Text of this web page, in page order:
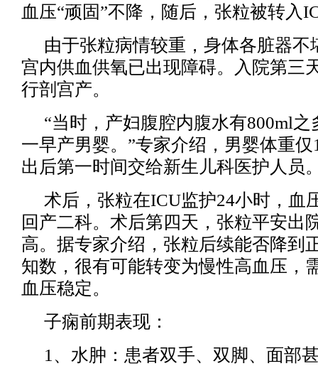
血压“顽固”不降，随后，张粒被转入
由于张粒病情较重，身体各脏器不
宫内供血供氧已出现障碍。入院第三
行剖宫产。
“当时，产妇腹腔内腹水有800ml
一早产男婴。”专家介绍，男婴体重
出后第一时间交给新生儿科医护人员
术后，张粒在ICU监护24小时，血
回产二科。术后第四天，张粒平安出
高。据专家介绍，张粒后续能否降到
知数，很有可能转变为慢性高血压，
血压稳定。
子痫前期表现：
1、水肿：患者双手、双脚、面部